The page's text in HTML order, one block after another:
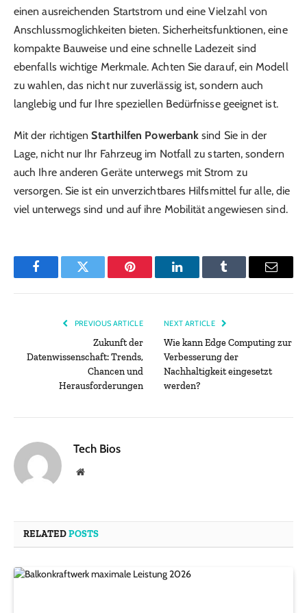
einen ausreichenden Startstrom und eine Vielzahl von
Anschlussmoglichkeiten bieten. Sicherheitsfunktionen, eine
kompakte Bauweise und eine schnelle Ladezeit sind
ebenfalls wichtige Merkmale. Achten Sie darauf, ein Modell
zu wahlen, das nicht nur zuverlässig ist, sondern auch
langlebig und fur Ihre speziellen Bedürfnisse geeignet ist.
Mit der richtigenStarthilfen Powerbank sind Sie in der
Lage, nicht nur Ihr Fahrzeug im Notfall zu starten, sondern
auch Ihre anderen Geräte unterwegs mit Strom zu
versorgen. Sie ist ein unverzichtbares Hilfsmittel fur alle, die
viel unterwegs sind und auf ihre Mobilität angewiesen sind.
FacebookTwitter Pinterest LinkedInTumblr Email
PREVIOUS ARTICLE
Zukunft der
Datenwissenschaft: Trends,
Chancen und
Herausforderungen
NEXT ARTICLE
Wie kann Edge Computing zur
Verbesserung der
Nachhaltigkeit eingesetzt
werden?
Tech Bios
Website
RELATEDPOSTS